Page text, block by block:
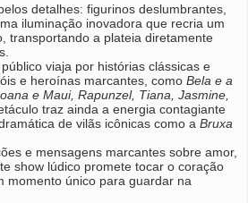
detalhes: figurinos deslumbrantes,
iluminação inovadora que recria um
transportando a plateia diretamente
viaja por histórias clássicas e
e heroínas marcantes, como Bela e a
e Maui, Rapunzel, Tiana, Jasmine,
traz ainda a energia contagiante
de vilãs icônicas como a Bruxa
e mensagens marcantes sobre amor,
show lúdico promete tocar o coração
momento único para guardar na